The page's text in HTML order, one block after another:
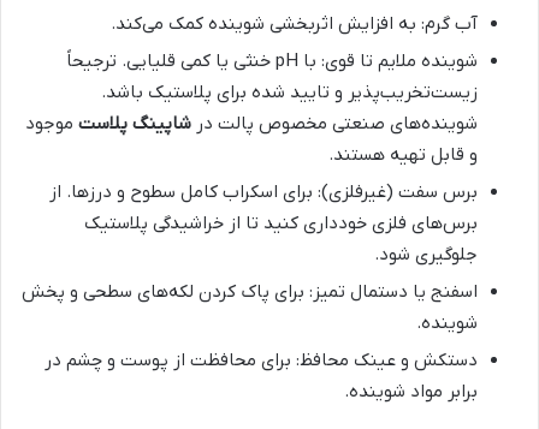
آب گرم: به افزایش اثربخشی شوینده کمک می‌کند.
شوینده ملایم تا قوی: با pH خنثی یا کمی قلیایی. ترجیحاً
زیست‌تخریب‌پذیر و تایید شده برای پلاستیک باشد.
شوینده‌های صنعتی مخصوص پالت در شاپینگ پلاست موجود
و قابل تهیه هستند.
برس سفت (غیرفلزی): برای اسکراب کامل سطوح و درزها. از
برس‌های فلزی خودداری کنید تا از خراشیدگی پلاستیک
جلوگیری شود.
اسفنج یا دستمال تمیز: برای پاک کردن لکه‌های سطحی و پخش
شوینده.
دستکش و عینک محافظ: برای محافظت از پوست و چشم در
برابر مواد شوینده.